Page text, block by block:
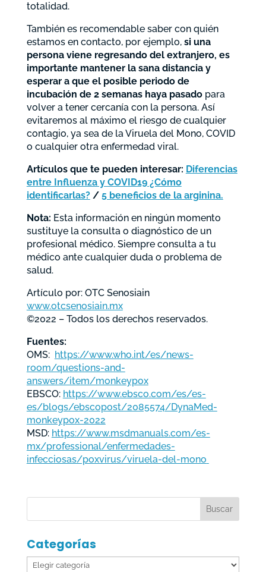
totalidad.
También es recomendable saber con quién
estamos en contacto, por ejemplo, si una
persona viene regresando del extranjero, es
importante mantener la sana distancia y
esperar a que el posible periodo de
incubación de 2 semanas haya pasadopara
volver a tener cercanía con la persona. Así
evitaremos al máximo el riesgo de cualquier
contagio, ya sea de la Viruela del Mono, COVID
o cualquier otra enfermedad viral.
Artículos que te pueden interesar: Diferencias
entre Influenza y COVID19 ¿Cómo
identificarlas? / 5 beneficios de la arginina.
Nota: Esta información en ningún momento
sustituye la consulta o diagnóstico de un
profesional médico. Siempre consulta a tu
médico ante cualquier duda o problema de
salud.
Artículo por: OTC Senosiain
www.otcsenosiain.mx
©2022 – Todos los derechos reservados.
Fuentes:
OMS: https://www.who.int/es/news-
room/questions-and-
answers/item/monkeypox
EBSCO: https://www.ebsco.com/es/es-
es/blogs/ebscopost/2085574/DynaMed-
monkeypox-2022
MSD: https://www.msdmanuals.com/es-
mx/professional/enfermedades-
infecciosas/poxvirus/viruela-del-mono
Categorías
Categorías